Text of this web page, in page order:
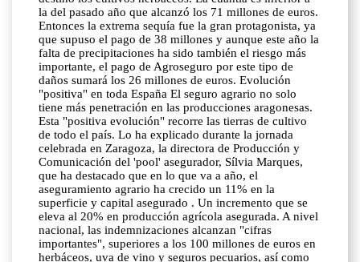
la del pasado año que alcanzó los 71 millones de euros.
Entonces la extrema sequía fue la gran protagonista, ya
que supuso el pago de 38 millones y aunque este año la
falta de precipitaciones ha sido también el riesgo más
importante, el pago de Agroseguro por este tipo de
daños sumará los 26 millones de euros. Evolución
"positiva" en toda España El seguro agrario no solo
tiene más penetración en las producciones aragonesas.
Esta "positiva evolución" recorre las tierras de cultivo
de todo el país. Lo ha explicado durante la jornada
celebrada en Zaragoza, la directora de Producción y
Comunicación del 'pool' asegurador, Sílvia Marques,
que ha destacado que en lo que va a año, el
aseguramiento agrario ha crecido un 11% en la
superficie y capital asegurado . Un incremento que se
eleva al 20% en producción agrícola asegurada. A nivel
nacional, las indemnizaciones alcanzan "cifras
importantes", superiores a los 100 millones de euros en
herbáceos, uva de vino y seguros pecuarios, así como